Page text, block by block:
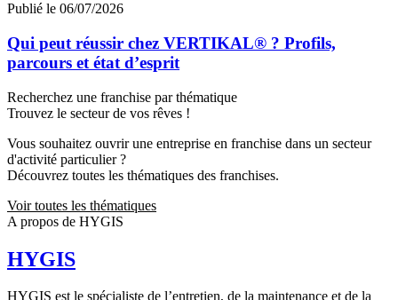
Publié le 06/07/2026
Qui peut réussir chez VERTIKAL® ? Profils,
parcours et état d’esprit
Recherchez une franchise par thématique
Trouvez le secteur de vos rêves !
Vous souhaitez ouvrir une entreprise en franchise dans un secteur
d'activité particulier ?
Découvrez toutes les thématiques des franchises.
Voir toutes les thématiques
A propos de HYGIS
HYGIS
HYGIS est le spécialiste de l’entretien, de la maintenance et de la